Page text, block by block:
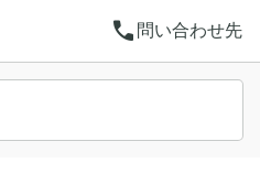
call 問い合わせ先